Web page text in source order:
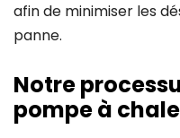
afin de minimiser les
panne.
Notre
pompe à